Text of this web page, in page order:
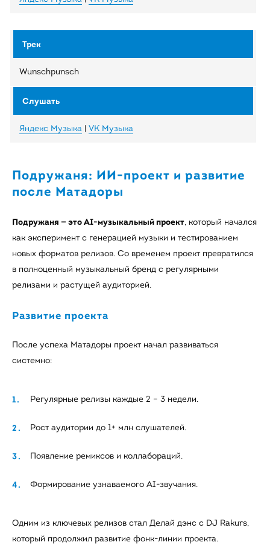
Wunschpunsch
Яндекс Музыка | VK Музыка
Подружаня: ИИ-проект и развитие
после Матадоры
Подружаня — это AI-музыкальный проект, который начался
как эксперимент с генерацией музыки и тестированием
новых форматов релизов. Со временем проект превратился
в полноценный музыкальный бренд с регулярными
релизами и растущей аудиторией.
Развитие проекта
После успеха Матадоры проект начал развиваться
системно:
Регулярные релизы каждые 2 – 3 недели.
Рост аудитории до 1+ млн слушателей.
Появление ремиксов и коллабораций.
Формирование узнаваемого AI-звучания.
Одним из ключевых релизов стал Делай дэнс с DJ Rakurs,
который продолжил развитие фонк-линии проекта.